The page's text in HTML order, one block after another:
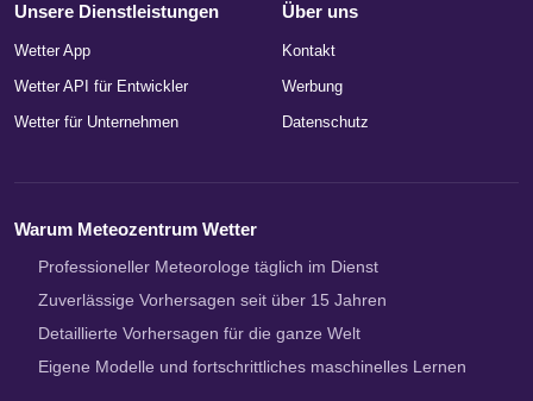
Unsere Dienstleistungen
Wetter App
Wetter API für Entwickler
Wetter für Unternehmen
Über uns
Kontakt
Werbung
Datenschutz
Warum Meteozentrum Wetter
Professioneller Meteorologe täglich im Dienst
Zuverlässige Vorhersagen seit über 15 Jahren
Detaillierte Vorhersagen für die ganze Welt
Eigene Modelle und fortschrittliches maschinelles Lernen